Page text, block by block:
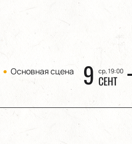
Основная сцена 9 ср, 19:00
СЕНТ